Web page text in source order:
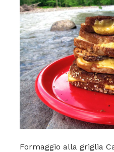
Formaggio alla griglia